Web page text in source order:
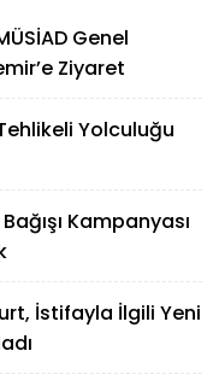
Genel
Ziyaret
Yolculuğu
Kampanyası
İstifayla İlgili Yeni